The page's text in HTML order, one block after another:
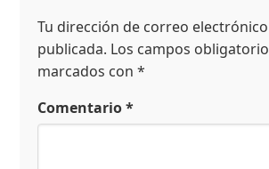
Tu dirección de correo
publicada. Los campos
marcados con*
Comentario*